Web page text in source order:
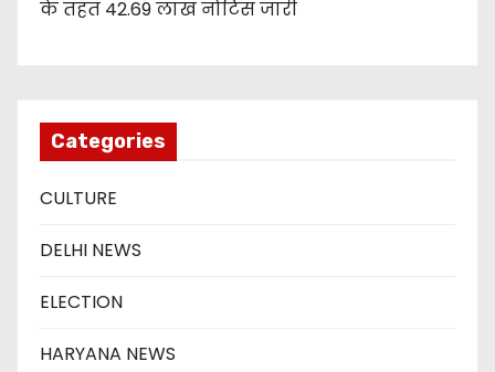
के तहत 42.69 लाख नोटिस जारी
Categories
CULTURE
DELHI NEWS
ELECTION
HARYANA NEWS